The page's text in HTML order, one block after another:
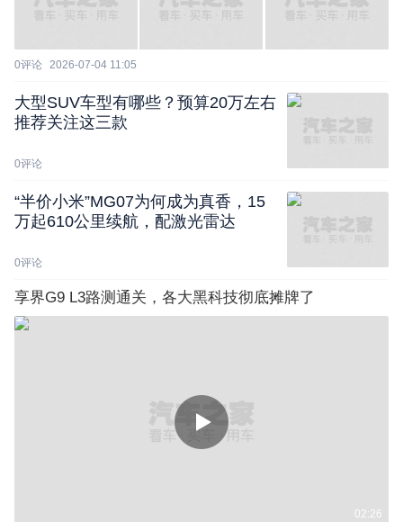
0评论 2026-07-04 11:05
大型SUV车型有哪些？预算20万左右
推荐关注这三款
0评论
“半价小米”MG07为何成为真香，15
万起610公里续航，配激光雷达
0评论
享界G9 L3路测通关，各大黑科技彻底摊牌了
02:26